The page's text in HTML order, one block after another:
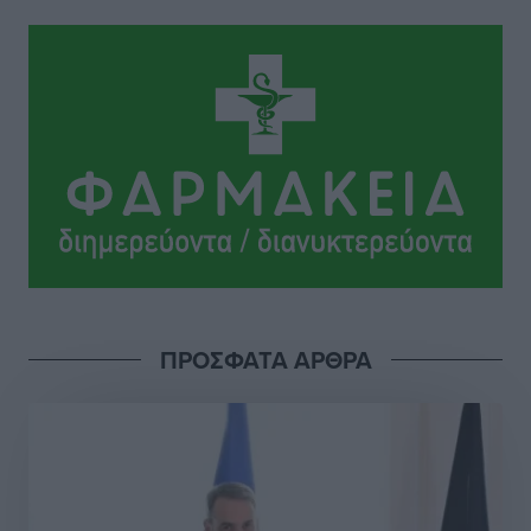
ΠΑΜΕ ΣΤΟΙΧΗΜΑ: Περισσότερα από 95 εκατομμύρια
ευρώ σε κέρδη μοίρασε τον Ιούλιο
Αθλητικά• πριν 6 ώρες
Ολοκλήρωση του έργου αναβάθμισης των
Γ.Σ. Διαγόρας: Στα «κυανέρυθρα» ο Janni Pembe
Σύλληψη 21χρονου για ναρκωτικά στη Ρόδο
πριν 8 ώρες
ΠΡΟΣΦΑΤΑ ΑΡΘΡΑ